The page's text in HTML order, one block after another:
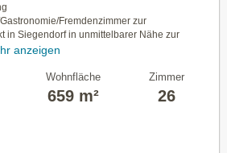
Fremdenzimmer zur
in Siegendorf in unmittelbarer Nähe zur
anzeigen
Wohnfläche
659 m²
Zimmer
26